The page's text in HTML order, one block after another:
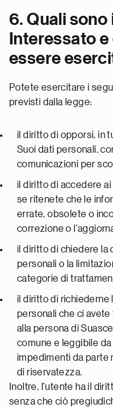
6. Quali
Interessato
essere
Potete esercitare i
previsti dalla legge:
il diritto di opporsi, in
Suoi dati personali,
comunicazioni per
il diritto di accedere
se ritenete che le
errate, obsolete o
correzione o
il diritto di chiedere la
personali o la
categorie di
il diritto di richiederne
personali che ci
alla persona di
comune e leggibile
impedimenti da parte
di riservatezza.
Inoltre, l'utente ha il
senza che ciò